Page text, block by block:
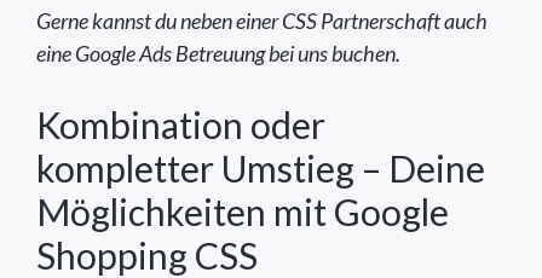
Gerne kannst du neben einer CSS Partnerschaft auch
eine Google Ads Betreuung bei uns buchen.
Kombination oder
kompletter Umstieg – Deine
Möglichkeiten mit Google
Shopping CSS